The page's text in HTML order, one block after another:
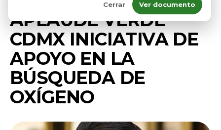
Cerrar Ver documento
APLAUDE VERDE
CDMX INICIATIVA DE
APOYO EN LA
BÚSQUEDA DE
OXÍGENO